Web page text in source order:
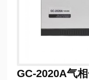
GC-2020A气